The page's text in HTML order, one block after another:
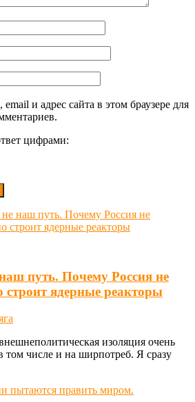
и адрес сайта в этом браузере для
цифрами:
путь. Почему Россия не
строит ядерные реакторы
изоляция очень
том числе и на ширпотреб. Я сразу